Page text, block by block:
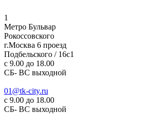
1
Метро Бульвар
Рокоссовского
г.Москва 6 проезд
Подбельского / 16с1
c 9.00 до 18.00
СБ- ВС выходной
01@tk-city.ru
c 9.00 до 18.00
СБ- ВС выходной